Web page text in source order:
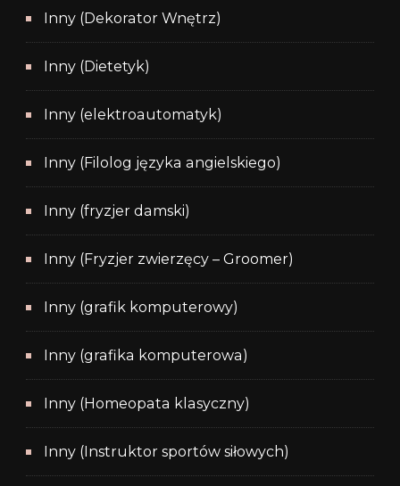
Inny (Dekorator Wnętrz)
Inny (Dietetyk)
Inny (elektroautomatyk)
Inny (Filolog języka angielskiego)
Inny (fryzjer damski)
Inny (Fryzjer zwierzęcy – Groomer)
Inny (grafik komputerowy)
Inny (grafika komputerowa)
Inny (Homeopata klasyczny)
Inny (Instruktor sportów siłowych)